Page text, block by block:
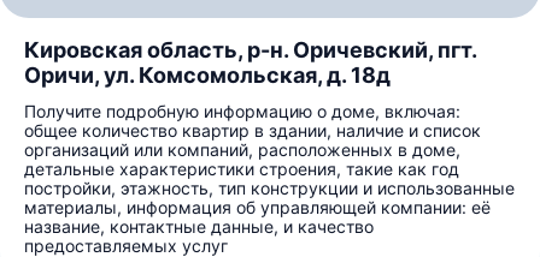
Кировская область, р-н. Оричевский, пгт.
Оричи, ул. Комсомольская, д. 18д
Получите подробную информацию о доме, включая:
общее количество квартир в здании, наличие и список
организаций или компаний, расположенных в доме,
детальные характеристики строения, такие как год
постройки, этажность, тип конструкции и использованные
материалы, информация об управляющей компании: её
название, контактные данные, и качество
предоставляемых услуг